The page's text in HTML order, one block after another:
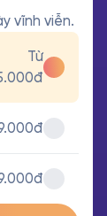
vĩnh viễn.
Từ